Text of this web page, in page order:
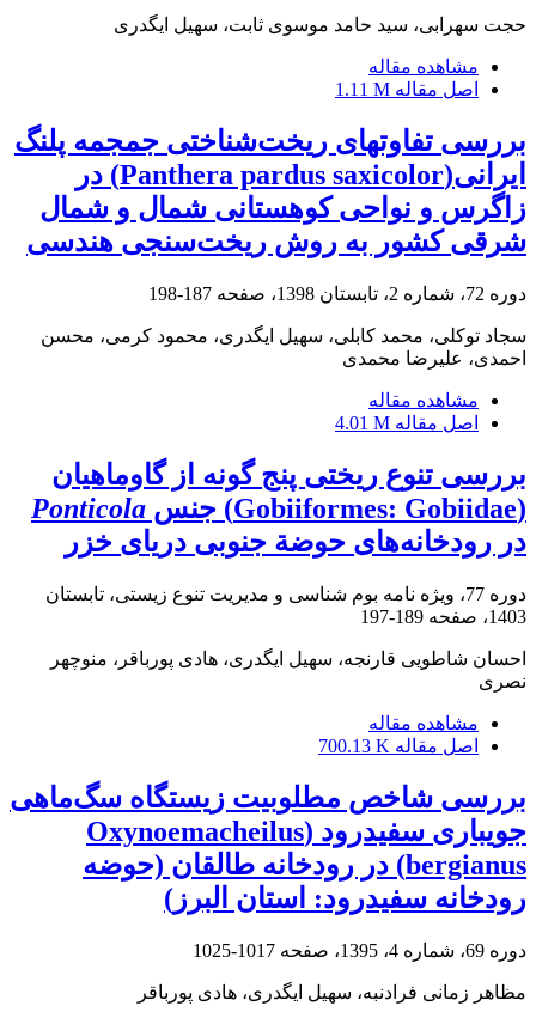
حجت سهرابی، سید حامد موسوی ثابت، سهیل ایگدری
مشاهده مقاله
اصل مقاله 1.11 M
بررسی تفاوتهای ریخت‌شناختی جمجمه پلنگ
ایرانی(Panthera pardus saxicolor) در
زاگرس و نواحی کوهستانی شمال و شمال
شرقی کشور به روش ریخت‌سنجی هندسی
دوره 72، شماره 2، تابستان 1398، صفحه 187-198
سجاد توکلی، محمد کابلی، سهیل ایگدری، محمود کرمی، محسن
احمدی، علیرضا محمدی
مشاهده مقاله
اصل مقاله 4.01 M
بررسی تنوع ریختی پنج گونه از گاوماهیان
(Gobiiformes: Gobiidae) جنس
Ponticola
در رودخانه‌های حوضة جنوبی دریای خزر
دوره 77، ویژه نامه بوم شناسی و مدیریت تنوع زیستی، تابستان
1403، صفحه
189-197
احسان شاطویی قارنجه، سهیل ایگدری، هادی پورباقر، منوچهر
نصری
مشاهده مقاله
اصل مقاله 700.13 K
بررسی شاخص مطلوبیت زیستگاه سگ‌ماهی
جویباری سفیدرود (Oxynoemacheilus
bergianus) در رودخانه طالقان (حوضه
رودخانه سفیدرود: استان البرز)
دوره 69، شماره 4، 1395، صفحه 1017-1025
مظاهر زمانی فرادنبه، سهیل ایگدری، هادی پورباقر